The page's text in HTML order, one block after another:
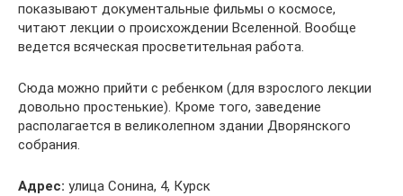
показывают документальные фильмы о космосе,
читают лекции о происхождении Вселенной. Вообще
ведется всяческая просветительная работа.
Сюда можно прийти с ребенком (для взрослого лекции
довольно простенькие). Кроме того, заведение
располагается в великолепном здании Дворянского
собрания.
Адрес: улица Сонина, 4, Курск